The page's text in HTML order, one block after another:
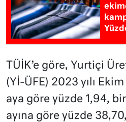
TÜİK’e göre, Yurtiçi
(Yİ-ÜFE) 2023 yılı
aya göre yüzde 1,94,
ayına göre yüzde